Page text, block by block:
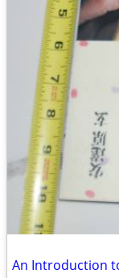
An Introduction